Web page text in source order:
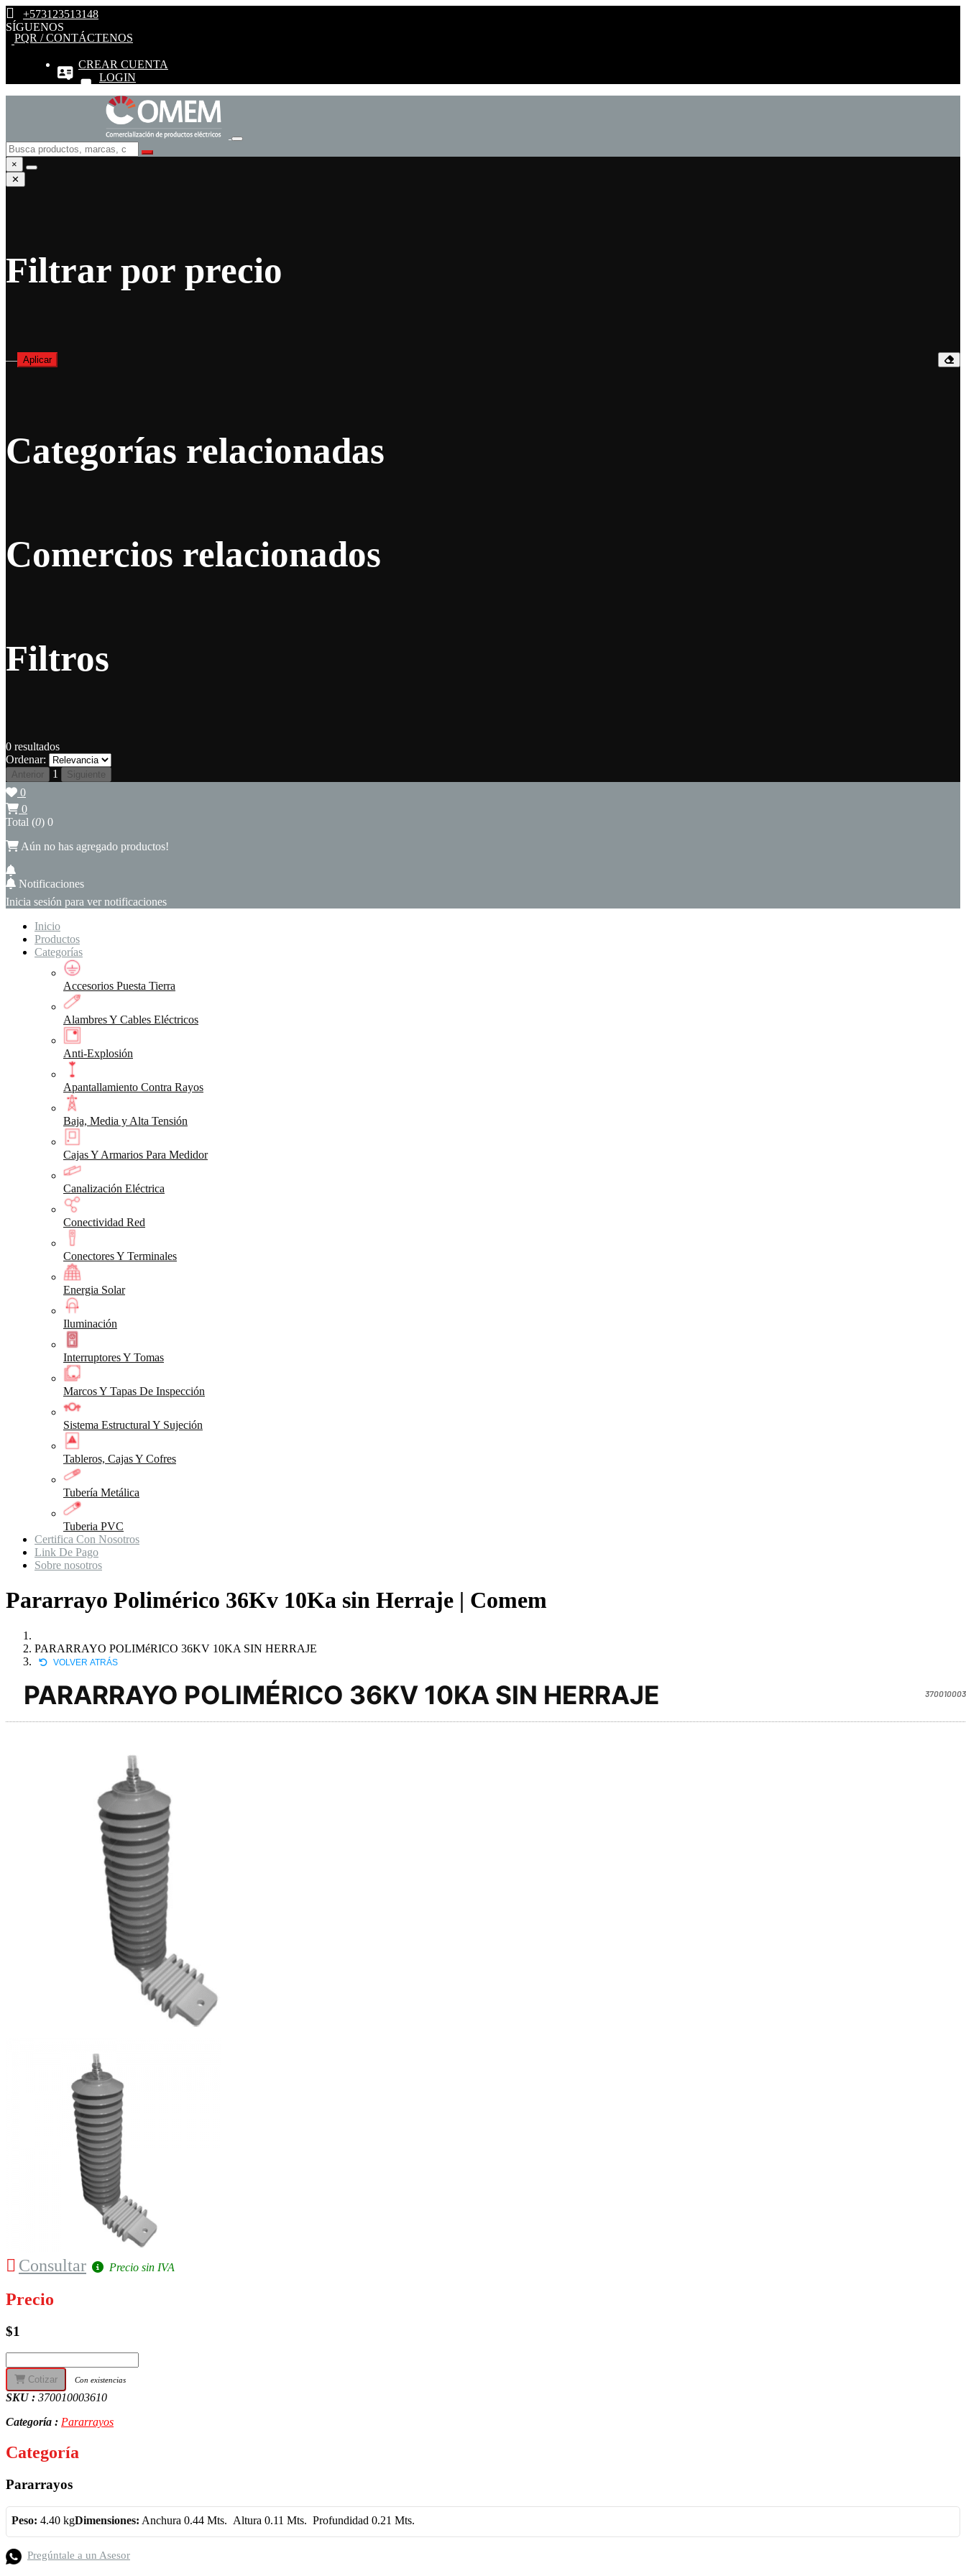
+573123513148
SÍGUENOS
PQR / CONTÁCTENOS
CREAR CUENTA
LOGIN
×
✕
Filtrar por precio
— Aplicar
Categorías relacionadas
Comercios relacionados
Filtros
0 resultados
Ordenar:
Anterior 1 Siguiente
0
0
Total (0) 0
Aún no has agregado productos!
Notificaciones
Inicia sesión para ver notificaciones
Inicio
Productos
Categorías
Accesorios Puesta Tierra
Alambres Y Cables Eléctricos
Anti-Explosión
Apantallamiento Contra Rayos
Baja, Media y Alta Tensión
Cajas Y Armarios Para Medidor
Canalización Eléctrica
Conectividad Red
Conectores Y Terminales
Energia Solar
Iluminación
Interruptores Y Tomas
Marcos Y Tapas De Inspección
Sistema Estructural Y Sujeción
Tableros, Cajas Y Cofres
Tubería Metálica
Tuberia PVC
Certifica Con Nosotros
Link De Pago
Sobre nosotros
Pararrayo Polimérico 36Kv 10Ka sin Herraje | Comem
PARARRAYO POLIMéRICO 36KV 10KA SIN HERRAJE
VOLVER ATRÁS
PARARRAYO POLIMÉRICO 36KV 10KA SIN HERRAJE
Consultar Precio sin IVA
Precio
$1
Cotizar Con existencias
SKU : 370010003610
Categoría : Pararrayos
Categoría
Pararrayos
Peso: 4.40 kgDimensiones: Anchura 0.44 Mts.  Altura 0.11 Mts.  Profundidad 0.21 Mts.
Pregúntale a un Asesor